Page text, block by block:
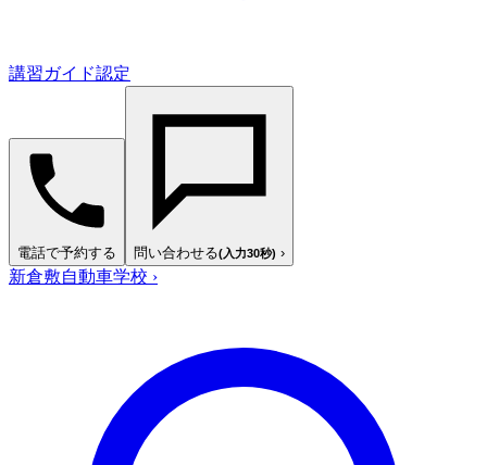
講習ガイド認定
電話で予約する 問い合わせる(入力30秒) ›
新倉敷自動車学校 ›